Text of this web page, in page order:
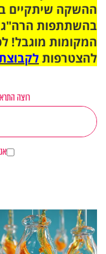
ההשקה שיתקיים
בהשתתפות הרה"ג
המקומות מוגבל!
להצטרפות
רוצה